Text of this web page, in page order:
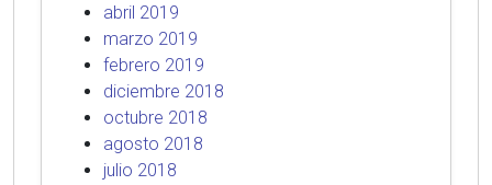
abril 2019
marzo 2019
febrero 2019
diciembre 2018
octubre 2018
agosto 2018
julio 2018